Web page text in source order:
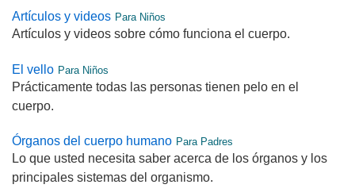
Artículos y videos Para Niños
Artículos y videos sobre cómo funciona el cuerpo.
El vello Para Niños
Prácticamente todas las personas tienen pelo en el
cuerpo.
Órganos del cuerpo humano Para Padres
Lo que usted necesita saber acerca de los órganos y los
principales sistemas del organismo.